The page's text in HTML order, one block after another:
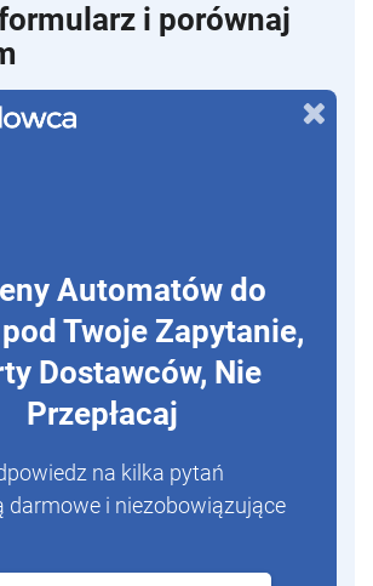
i porównaj
Automatów do
Twoje Zapytanie,
Dostawców, Nie
Przepłacaj
na kilka pytań
darmowe i niezobowiązujące